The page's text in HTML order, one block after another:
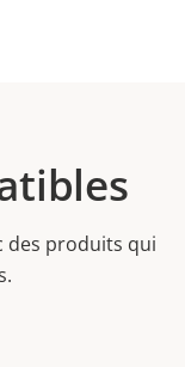
des produits qui